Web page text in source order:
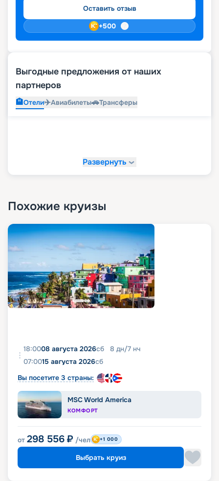
Оставить отзыв
+500
Выгодные предложения от наших
партнеров
🏨Отели✈️Авиабилеты🚗Трансферы
Развернуть
Похожие круизы
18:0008 августа 2026сб 8 дн/7 нч
07:0015 августа 2026сб
Вы посетите 3 страны:
MSC World America
КОМФОРТ
от 298 556 ₽ /чел +1 000
Выбрать круиз